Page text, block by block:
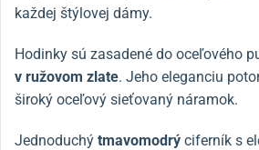
každej štýlovej dámy.
Hodinky sú zasadené do oceľového
v ružovom zlate. Jeho eleganciu
široký oceľový sieťovaný náramok.
Jednoduchý tmavomodrý ciferník s